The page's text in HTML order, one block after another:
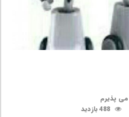
می پذیرم
488 بازدید